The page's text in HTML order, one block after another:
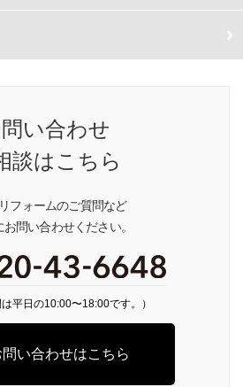
い合わせ
談はこちら
フォームのご質問など
問い合わせください。
は平日の10:00〜18:00です。）
問い合わせはこちら